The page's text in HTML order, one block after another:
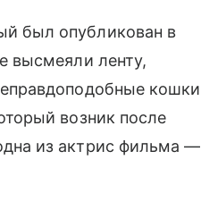
был опубликован в
высмеяли ленту,
кошки
возник после
из актрис фильма —